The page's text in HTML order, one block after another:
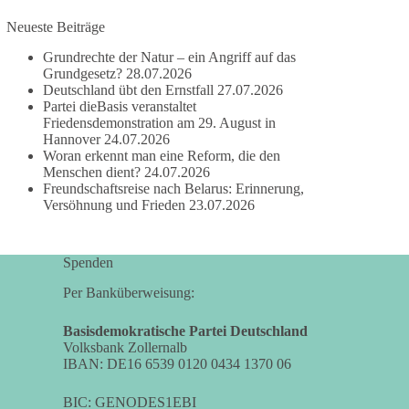
wir stehen und warum es sich lohnt, dieBasis zu
wählen.
Mehr Infos:https://diebasis-st.de/wahlprogramm/
#dieBasis #Landtagswahl #SachsenAnhalt
#DeineStimmezählt #jetztunterstützen
6 14 Auf Facebook ansehen
2 Tage(n) zuvor
🔎 Über 100-mal keine Antwort.
Anthony Fauci, Immunologe und Berater des
ehemaligen US-Präsidenten, hat bei einer
Anhörung des US-Senats auf mehr als 100
Neueste Beiträge
Grundrechte der Natur – ein Angriff auf das
Grundgesetz? 28.07.2026
Deutschland übt den Ernstfall 27.07.2026
Partei dieBasis veranstaltet
Friedensdemonstration am 29. August in
Hannover 24.07.2026
Woran erkennt man eine Reform, die den
Menschen dient? 24.07.2026
Freundschaftsreise nach Belarus: Erinnerung,
Versöhnung und Frieden 23.07.2026
Spenden
Per Banküberweisung:
Basisdemokratische Partei Deutschland
Volksbank Zollernalb
IBAN: DE16 6539 0120 0434 1370 06
BIC: GENODES1EBI